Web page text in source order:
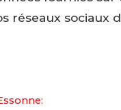
réseaux sociaux